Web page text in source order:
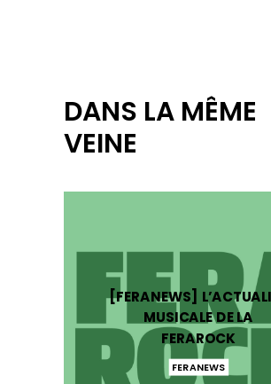
DANS LA MÊME
VEINE
[FERANEWS]
MUSICALE DE LA
FERAROCK
FERANEWS